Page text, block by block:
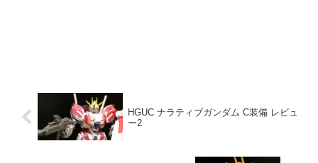
HGUC ナラティブガンダム C装備 レビュ
ー2